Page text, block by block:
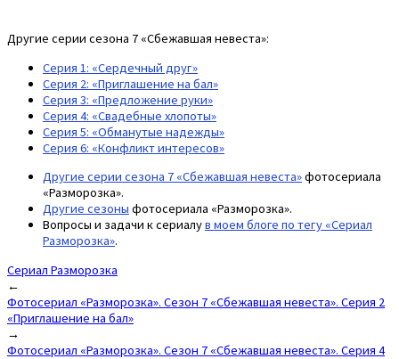
Другие серии сезона 7 «Сбежавшая невеста»:
Серия 1: «Сердечный друг»
Серия 2: «Приглашение на бал»
Серия 3: «Предложение руки»
Серия 4: «Свадебные хлопоты»
Серия 5: «Обманутые надежды»
Серия 6: «Конфликт интересов»
Другие серии сезона 7 «Сбежавшая невеста»фотосериала
«Разморозка».
Другие сезоны фотосериала «Разморозка».
Вопросы и задачи к сериалув моем блоге по тегу «Сериал
Разморозка».
Сериал Разморозка
Post
navigation
←
Фотосериал «Разморозка». Сезон 7 «Сбежавшая невеста». Серия 2
«Приглашение на бал»
→
Фотосериал «Разморозка». Сезон 7 «Сбежавшая невеста». Серия 4